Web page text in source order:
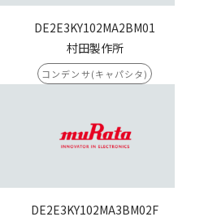
DE2E3KY102MA2BM01
村田製作所
コンデンサ(キャパシタ)
DE2E3KY102MA3BM02F